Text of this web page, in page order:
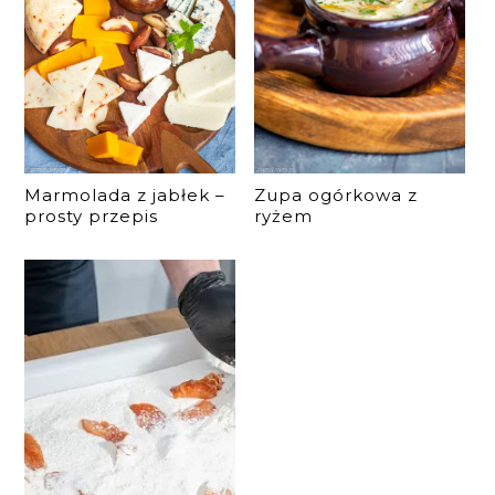
Marmolada z jabłek –
prosty przepis
Zupa ogórkowa z
ryżem